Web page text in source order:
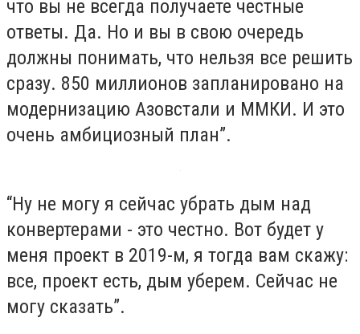
что вы не всегда получаете честные
ответы. Да. Но и вы в свою очередь
должны понимать, что нельзя все решить
сразу. 850 миллионов запланировано на
модернизацию Азовстали и ММКИ. И это
очень амбициозный план”.
“Ну не могу я сейчас убрать дым над
конвертерами - это честно. Вот будет у
меня проект в 2019-м, я тогда вам скажу:
все, проект есть, дым уберем. Сейчас не
могу сказать”.